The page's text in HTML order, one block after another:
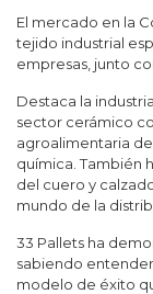
El mercado en la
tejido industrial
empresas, junto
Destaca la
sector cerámico
agroalimentaria
química. También
del cuero y
mundo de la
33 Pallets ha
sabiendo
modelo de éxito